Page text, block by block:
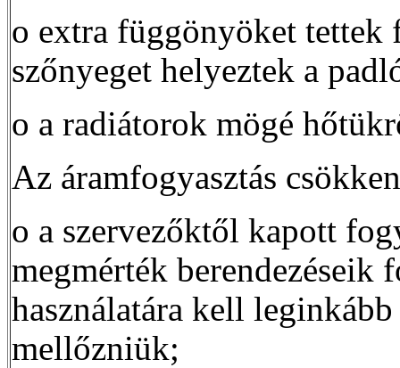
o extra függönyöket tettek
szőnyeget helyeztek a
o a radiátorok mögé
Az áramfogyasztás
o a szervezőktől kapott
megmérték
használatára kell
mellőzniük;